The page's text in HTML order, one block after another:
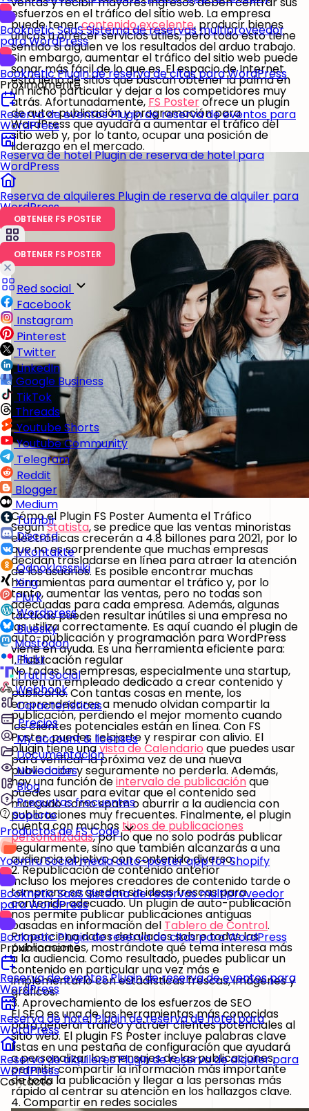
Booknetic SaaSSistema de reservas multiproveedor
para WordPress
BookneticPlugin de reserva de citas para WordPress
Próximamente
Reserva de eventosPlugin de reserva de eventos para
WordPress
Reserva de hotelPlugin de reserva de hotel para
WordPress
Reserva de alquileres Plugin de reserva de alquiler para
WordPress
OBTENER FS POSTER
OBTENER FS POSTER
Red social
Facebook
Instagram
Pinterest
Twitter
LinkedIn
Google Business
TikTok
Threads
Youtube Shorts
Youtube Community
Telegram
Reddit
Blogger
Medium
Tumblr
Discord
VKontakte
Odnoklassniki
Xing
Plurk
Wordpress
Bluesky
Mastodon
Flickr
Truth Social
Webhook
Características
Precios
My account & licenses
Documentación
Novedades
Blog
Preguntas frecuentes
Soporte
Productos de FS Code
YoomruSocial media auto-poster app for Shopify
Booknetic SaaS Sistema de reservas multiproveedor
para WordPress
BookneticPlugin de reserva de citas para WordPress
Próximamente
Reserva de eventosPlugin de reserva de eventos para
WordPress
Reserva de hotelPlugin de reserva de hotel para
WordPress
Reserva de alquileresPlugin de reserva de alquiler para
WordPress
Contacto
esfuerzos en el tráfico del sitio web. La empresa
puede tenercontenido excelente, producir bienes
únicos u ofrecer servicios útiles, pero todo esto tiene
sentido si alguien ve los resultados del arduo trabajo.
Sin embargo, aumentar el tráfico del sitio web puede
sonar más fácil de lo que es. El espacio de Internet
está lleno de sitios que buscan obtener la palma en
un nicho particular y dejar a los competidores muy
atrás. Afortunadamente, FS Posterofrece un plugin
de auto-publicación y programación para
WordPress que ayudará a aumentar el tráfico del
sitio web y, por lo tanto, ocupar una posición de
liderazgo en el mercado.
Cómo el Plugin FS Poster Aumenta el Tráfico
SegúnStatista, se predice que las ventas minoristas
electrónicas crecerán a 4.8 billones para 2021, por lo
que no es sorprendente que muchas empresas
decidan trasladarse en línea para atraer la atención
de los usuarios. Es posible encontrar muchas
herramientas para aumentar el tráfico y, por lo
tanto, aumentar las ventas, pero no todas son
adecuadas para cada empresa. Además, algunas
tácticas pueden resultar inútiles si una empresa no
las utiliza correctamente. Es aquí cuando el plugin de
auto-publicación y programación para WordPress
viene en ayuda. Es una herramienta eficiente para:
1. Publicación regular
No todas las empresas, especialmente una startup,
tienen un empleado dedicado a crear contenido y
publicarlo. Con tantas cosas en mente, los
emprendedores a menudo olvidan compartir la
publicación, perdiendo el mejor momento cuando
los clientes potenciales están en línea. Con FS
Poster, puedes relajarte y respirar con alivio. El
plugin tiene unavista de Calendario que puedes usar
para verificar la próxima vez de una nueva
publicación y seguramente no perderla. Además,
hay una función deintervalo de publicaciónque
puedes usar para evitar que el contenido sea
marcado como spam o aburrir a la audiencia con
publicaciones muy frecuentes. Finalmente, el plugin
cuenta con muchos tipos de publicaciones
personalizadas, por lo que no solo podrás publicar
regularmente, sino que también alcanzarás a una
audiencia objetivo con contenido diverso.
2. Republicación de contenido anterior
Incluso los mejores creadores de contenido tarde o
temprano se quedan sin ideas frescas para
contenido adecuado. Un plugin de auto-publicación
nos permite publicar publicaciones antiguas
basadas en información del Tablero de Control.
Proporciona datos detallados sobre todas las
publicaciones, mostrándote qué tema interesa más
a la audiencia. Como resultado, puedes publicar un
contenido en particular una vez más e
implementarlo con estadísticas frescas, imágenes y
gráficos.
3. Aprovechamiento de los esfuerzos de SEO
El SEO es una de las herramientas más conocidas
para generar tráfico y atraer clientes potenciales al
sitio web. El plugin FS Poster incluye palabras clave
listas en una pestaña de configuración que ayudará
a personalizar los mensajes de las publicaciones,
permitir compartir la información más importante
de toda la publicación y llegar a las personas más
rápido al centrar su atención en los hallazgos clave.
4. Compartir en redes sociales